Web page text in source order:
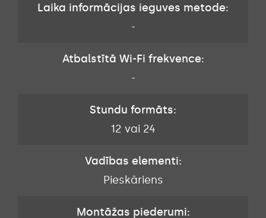
Laika informācijas ieguves metode:
-
Atbalstītā Wi-Fi frekvence:
-
Stundu formāts:
12 vai 24
Vadības elementi:
Pieskāriens
Montāžas piederumi: